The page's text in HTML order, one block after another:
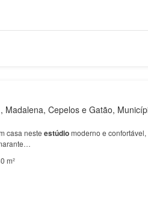
Madalena, Cepelos e Gatão,
casa neste estúdiomoderno e confortável,
m²